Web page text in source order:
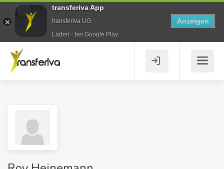
transferiva App
transferiva UG
Laden - bei Google Play
Anzeigen